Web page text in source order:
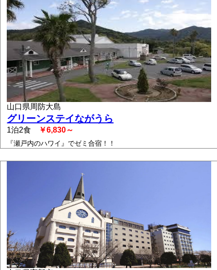
山口県周防大島
グリーンステイながうら
1泊2食 ￥6,830～
『瀬戸内のハワイ』でゼミ合宿！！